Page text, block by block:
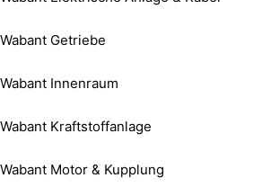
Wabant Getriebe
Wabant Innenraum
Wabant Kraftstoffanlage
Wabant Motor & Kupplung